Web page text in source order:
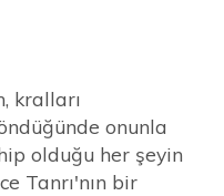
kralları
onunla
olduğu her şeyin
Tanrı'nın bir